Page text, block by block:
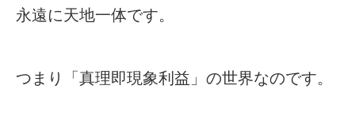
永遠に天地一体です。
つまり「真理即現象利益」の世界なのです。